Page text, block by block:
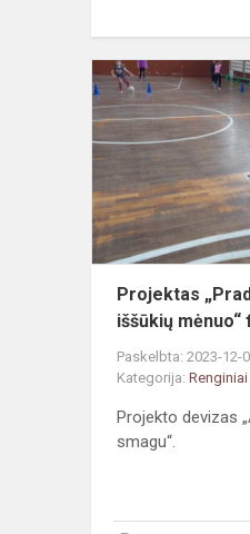
Projektas
iššūkių mėnuo“
Paskelbta: 2023-12-
Kategorija: Renginiai
Projekto devizas
smagu“.